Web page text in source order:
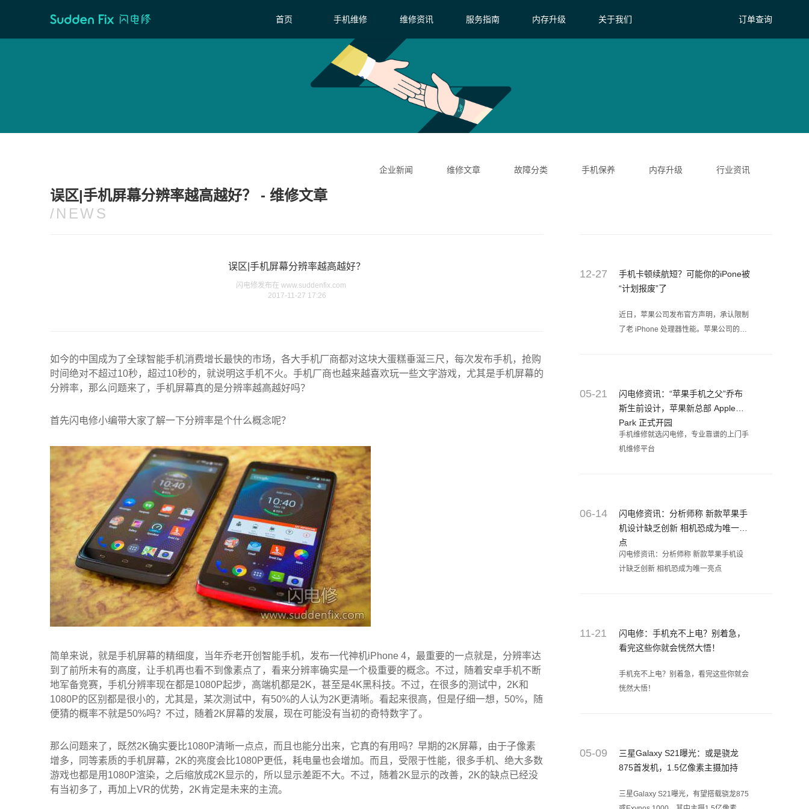
首页 手机维修 维修资讯 服务指南 内存升级 关于我们 订单查询
首页/维修资讯
企业新闻 维修文章 故障分类 手机保养 内存升级 行业资讯
误区|手机屏幕分辨率越高越好？ - 维修文章
/NEWS
误区|手机屏幕分辨率越高越好？
闪电修发布在 www.suddenfix.com
2017-11-27 17:26
如今的中国成为了全球智能手机消费增长最快的市场，各大手机厂商都对这块大蛋糕垂涎三尺，每次发布手机，抢购
时间绝对不超过10秒，超过10秒的，就说明这手机不火。手机厂商也越来越喜欢玩一些文字游戏，尤其是手机屏幕的
分辨率，那么问题来了，手机屏幕真的是分辨率越高越好吗？
首先闪电修小编带大家了解一下分辨率是个什么概念呢？
简单来说，就是手机屏幕的精细度，当年乔老开创智能手机，发布一代神机iPhone 4，最重要的一点就是，分辨率达
到了前所未有的高度，让手机再也看不到像素点了，看来分辨率确实是一个极重要的概念。不过，随着安卓手机不断
地军备竞赛，手机分辨率现在都是1080P起步，高端机都是2K，甚至是4K黑科技。不过，在很多的测试中，2K和
1080P的区别都是很小的，尤其是，某次测试中，有50%的人认为2K更清晰。看起来很高，但是仔细一想，50%，随
便猜的概率不就是50%吗？不过，随着2K屏幕的发展，现在可能没有当初的奇特数字了。
那么问题来了，既然2K确实要比1080P清晰一点点，而且也能分出来，它真的有用吗？早期的2K屏幕，由于子像素
增多，同等素质的手机屏幕，2K的亮度会比1080P更低，耗电量也会增加。而且，受限于性能，很多手机、绝大多数
游戏也都是用1080P渲染，之后缩放成2K显示的，所以显示差距不大。不过，随着2K显示的改善，2K的缺点已经没
有当初多了，再加上VR的优势，2K肯定是未来的主流。
12-27
手机卡顿续航短？可能你的iPone被
“计划报废”了
近日，苹果公司发布官方声明，承认限制
了老 iPhone 处理器性能。苹果公司的回
05-21
闪电修资讯：“苹果手机之父”乔布
斯生前设计，苹果新总部 Apple
Park 正式开园
手机维修就选闪电修，专业靠谱的上门手
机维修平台
06-14
闪电修资讯：分析师称 新款苹果手
机设计缺乏创新 相机恐成为唯一亮
点
闪电修资讯：分析师称 新款苹果手机设
计缺乏创新 相机恐成为唯一亮点
11-21
闪电修：手机充不上电？别着急，
看完这些你就会恍然大悟！
手机充不上电？别着急，看完这些你就会
恍然大悟！
05-09
三星Galaxy S21曝光：或是骁龙
875首发机，1.5亿像素主摄加持
三星Galaxy S21曝光，有望搭载骁龙875